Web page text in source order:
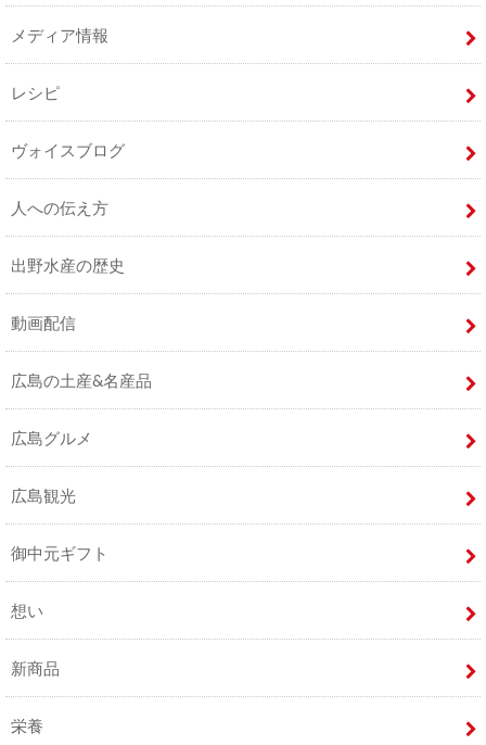
メディア情報
レシピ
ヴォイスブログ
人への伝え方
出野水産の歴史
動画配信
広島の土産&名産品
広島グルメ
広島観光
御中元ギフト
想い
新商品
栄養